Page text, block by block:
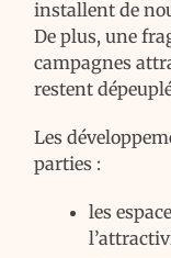
installent de
De plus, une
campagnes
restent
Les
parties :
les